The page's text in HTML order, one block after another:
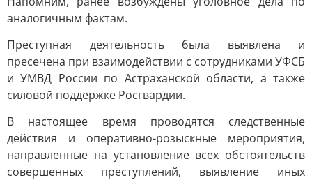
аналогичным фактам.
Преступная деятельность была выявлена и
пресечена при взаимодействии с сотрудниками УФСБ
и УМВД России по Астраханской области, а также
силовой поддержке Росгвардии.
В настоящее время проводятся следственные
действия и оперативно-розыскные мероприятия,
направленные на установление всех обстоятельств
совершенных преступлений, выявление иных